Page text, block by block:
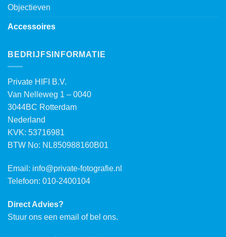
Objectieven
Accessoires
BEDRIJFSINFORMATIE
Private HIFI B.V.
Van Nelleweg 1 – 0040
3044BC Rotterdam
Nederland
KVK: 53716981
BTW No: NL850988160B01
Email: info@private-fotografie.nl
Telefoon: 010-2400104
Direct Advies?
Stuur ons een email of bel ons.